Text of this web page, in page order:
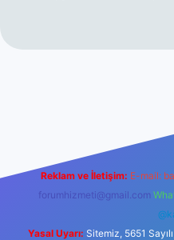
Reklam ve İletişim: E-mail:
forumhizmeti@gmail.com
Yasal Uyarı: Sitemiz, 5651